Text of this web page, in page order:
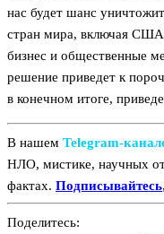
нас будет шанс
стран мира, включая США
бизнес и общественные
решение приведет к
в конечном итоге,
В нашем
НЛО, мистике, научных
фактах. Подписывайтесь
Поделитесь: